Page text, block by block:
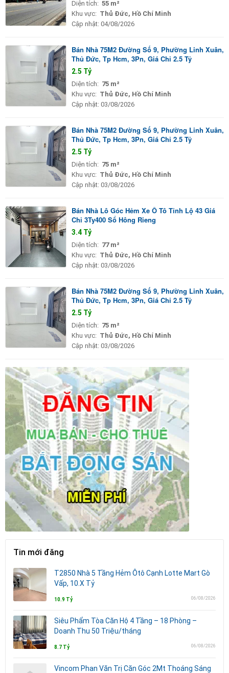
Diện tích: 55 m²
Khu vực: Thủ Đức, Hồ Chí Minh
Cập nhật: 04/08/2026
Bán Nhà 75M2 Đường Số 9, Phường Linh Xuân,
Thủ Đức, Tp Hcm, 3Pn, Giá Chỉ 2.5 Tỷ
2.5 Tỷ
Diện tích: 75 m²
Khu vực: Thủ Đức, Hồ Chí Minh
Cập nhật: 03/08/2026
Bán Nhà 75M2 Đường Số 9, Phường Linh Xuân,
Thủ Đức, Tp Hcm, 3Pn, Giá Chỉ 2.5 Tỷ
2.5 Tỷ
Diện tích: 75 m²
Khu vực: Thủ Đức, Hồ Chí Minh
Cập nhật: 03/08/2026
Bán Nhà Lô Góc Hẻm Xe Ô Tô Tỉnh Lộ 43 Giá
Chỉ 3Ty400 Sổ Hông Rieng
3.4 Tỷ
Diện tích: 77 m²
Khu vực: Thủ Đức, Hồ Chí Minh
Cập nhật: 03/08/2026
Bán Nhà 75M2 Đường Số 9, Phường Linh Xuân,
Thủ Đức, Tp Hcm, 3Pn, Giá Chỉ 2.5 Tỷ
2.5 Tỷ
Diện tích: 75 m²
Khu vực: Thủ Đức, Hồ Chí Minh
Cập nhật: 03/08/2026
Tin mới đăng
T2850 Nhà 5 Tầng Hẻm Ôtô Cạnh Lotte Mart Gò
Vấp, 10.X Tỷ
10.9 Tỷ 06/08/2026
Siêu Phẩm Tòa Căn Hộ 4 Tầng – 18 Phòng –
Doanh Thu 50 Triệu/tháng
8.7 Tỷ 06/08/2026
Vincom Phan Văn Trị Căn Góc 2Mt Thoáng Sáng